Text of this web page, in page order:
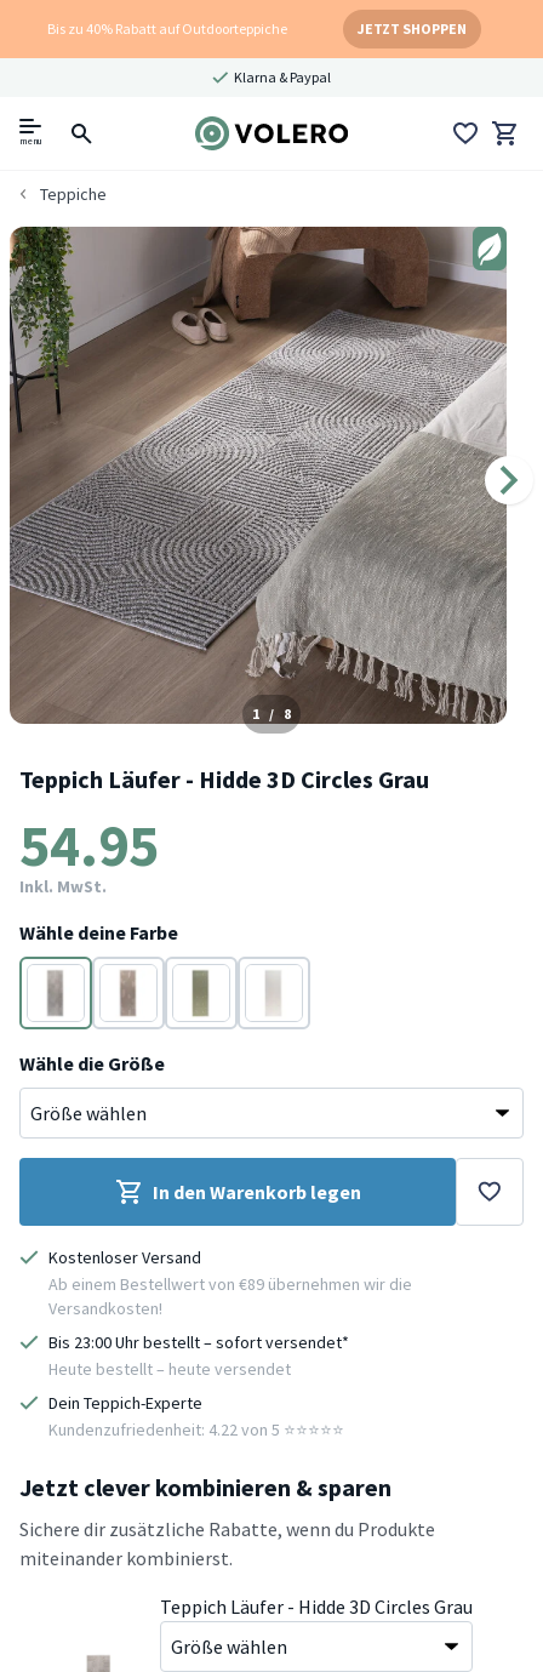
Bis zu 40% Rabatt auf Outdoorteppiche JETZT SHOPPEN
Klarna & Paypal
menu
Teppiche
1 / 8
Teppich Läufer - Hidde 3D Circles Grau
54.95
Inkl. MwSt.
Wähle deine Farbe
Grau Taupe Grün
Weiß
Wähle die Größe
In den Warenkorb legen
Kostenloser Versand
Ab einem Bestellwert von €89 übernehmen wir die
Versandkosten!
Bis 23:00 Uhr bestellt – sofort versendet*
Heute bestellt – heute versendet
Dein Teppich-Experte
Kundenzufriedenheit: 4.22 von 5 ⭐️⭐️⭐️⭐️⭐️
Jetzt clever kombinieren & sparen
Sichere dir zusätzliche Rabatte, wenn du Produkte
miteinander kombinierst.
Teppich Läufer - Hidde 3D Circles Grau